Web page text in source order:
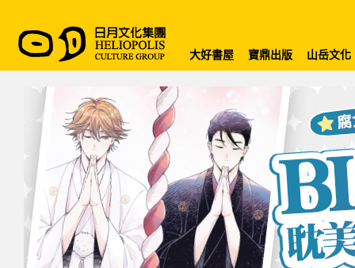
大好書屋 寶鼎出版 山岳文化